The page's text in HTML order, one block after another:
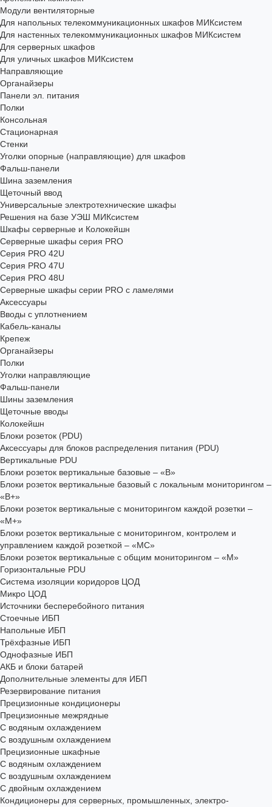
Модули вентиляторные
Для напольных телекоммуникационных шкафов МИКсистем
Для настенных телекоммуникационных шкафов МИКсистем
Для серверных шкафов
Для уличных шкафов МИКсистем
Направляющие
Органайзеры
Панели эл. питания
Полки
Консольная
Стационарная
Стенки
Уголки опорные (направляющие) для шкафов
Фальш-панели
Шина заземления
Щеточный ввод
Универсальные электротехнические шкафы
Решения на базе УЭШ МИКсистем
Шкафы серверные и Колокейшн
Серверные шкафы серия PRO
Серия PRO 42U
Серия PRO 47U
Серия PRO 48U
Серверные шкафы серии PRO с ламелями
Аксессуары
Вводы с уплотнением
Кабель-каналы
Крепеж
Органайзеры
Полки
Уголки направляющие
Фальш-панели
Шины заземления
Щеточные вводы
Колокейшн
Блоки розеток (PDU)
Аксессуары для блоков распределения питания (PDU)
Вертикальные PDU
Блоки розеток вертикальные базовые – «В»
Блоки розеток вертикальные базовый с локальным мониторингом –
«В+»
Блоки розеток вертикальные с мониторингом каждой розетки –
«М+»
Блоки розеток вертикальные с мониторингом, контролем и
управлением каждой розеткой – «МС»
Блоки розеток вертикальные с общим мониторингом – «М»
Горизонтальные PDU
Система изоляции коридоров ЦОД
Микро ЦОД
Источники бесперебойного питания
Стоечные ИБП
Напольные ИБП
Трёхфазные ИБП
Однофазные ИБП
АКБ и блоки батарей
Дополнительные элементы для ИБП
Резервирование питания
Прецизионные кондиционеры
Прецизионные межрядные
С водяным охлаждением
С воздушным охлаждением
Прецизионные шкафные
С водяным охлаждением
С воздушным охлаждением
С двойным охлаждением
Кондиционеры для серверных, промышленных, электро-